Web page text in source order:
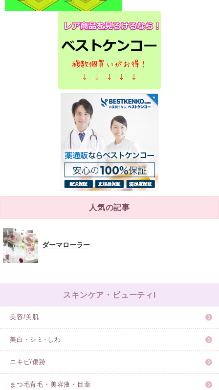
人気の記事
ダーマローラー
スキンケア・ビューティl
美容/美肌
美白・シミ･しわ
ニキビ/傷跡
まつ毛育毛・美容液・目薬